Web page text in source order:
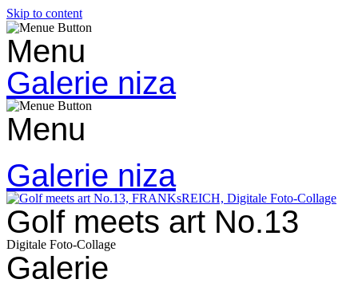
Skip to content
Menu
Galerie niza
Menu
Galerie niza
Golf meets art No.13
Digitale Foto-Collage
Galerie